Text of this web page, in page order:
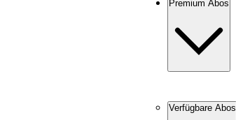
Premium Abos
Verfügbare Abos